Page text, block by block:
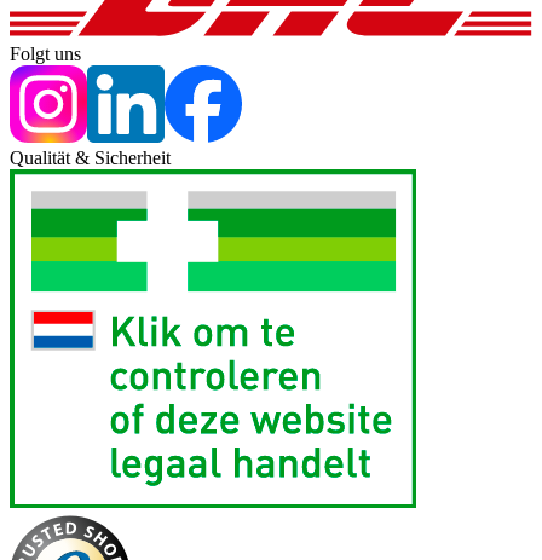
Folgt uns
Qualität & Sicherheit